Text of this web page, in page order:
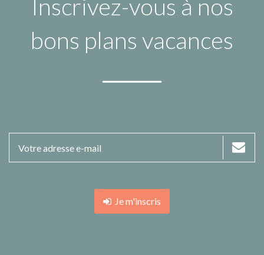
Inscrivez-vous à nos
bons plans vacances
Je m'inscris